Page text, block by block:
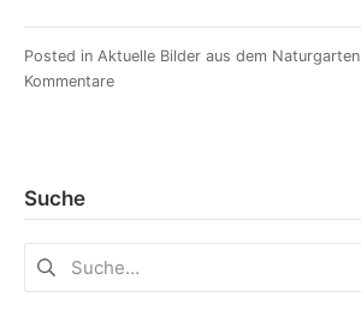
Posted in Aktuelle Bilder aus dem Naturgarten
Kommentare
Suche